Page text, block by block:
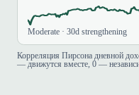
Moderate · 30d strengthening
Корреляция Пирсона дневной
— движутся вместе, 0 —